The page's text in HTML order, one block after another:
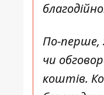
По-перше,
чи
коштів.